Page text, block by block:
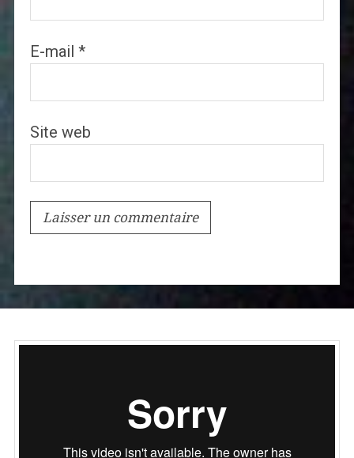
E-mail *
Site web